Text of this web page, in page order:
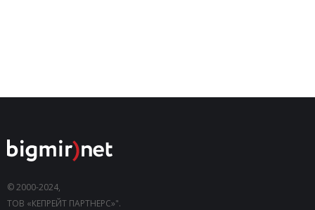
© 2000-2024,
ТОВ «КЕПРЕЙТ ПАРТНЕРС»".